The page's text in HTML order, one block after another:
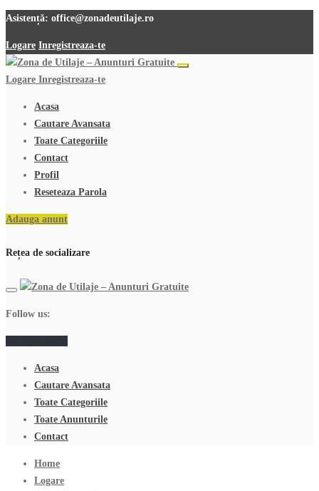
Asistență: office@zonadeutilaje.ro
Logare Inregistreaza-te
Logare Inregistreaza-te
Acasa
Cautare Avansata
Toate Categoriile
Contact
Profil
Reseteaza Parola
Adauga anunt
Rețea de socializare
Follow us:
Acasa
Cautare Avansata
Toate Categoriile
Toate Anunturile
Contact
Home
Logare